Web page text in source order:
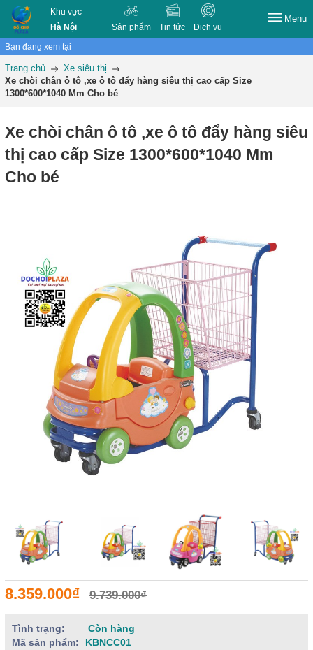
Khu vực
Hà Nội
Sản phẩm Tin tức Dịch vụ
Menu
Bạn đang xem tại
Trang chủ
Xe siêu thị
Xe chòi chân ô tô ,xe ô tô đẩy hàng siêu thị cao cấp Size
1300*600*1040 Mm Cho bé
Xe chòi chân ô tô ,xe ô tô đẩy hàng siêu
thị cao cấp Size 1300*600*1040 Mm
Cho bé
8.359.000₫ 9.739.000₫
Tình trạng:
Còn hàng
Mã sản phẩm:
KBNCC01